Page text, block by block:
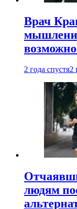
Врач
2 года спустя2
людям